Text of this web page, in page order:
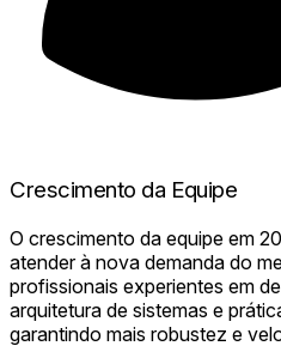
Crescimento da Equipe
O crescimento da equipe em
atender à nova demanda do
profissionais experientes em
arquitetura de sistemas e
garantindo mais robustez e